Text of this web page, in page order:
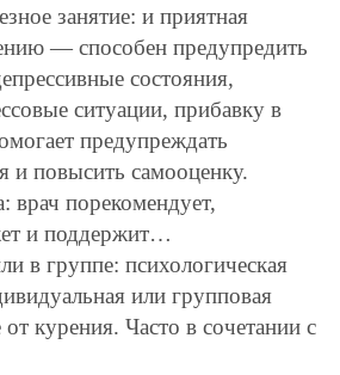
занятие: и приятная
— способен предупредить
состояния,
ситуации, прибавку в
предупреждать
и повысить самооценку.
порекомендует,
и поддержит…
в группе: психологическая
или групповая
от курения. Часто в сочетании с